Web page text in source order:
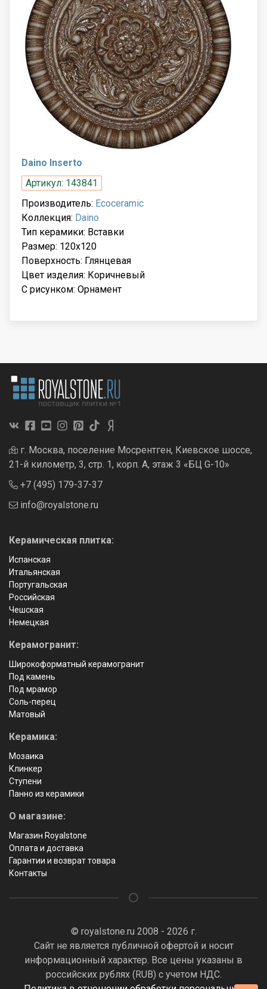
Daino Inserto
Артикул: 143841
Производитель: Ecoceramic
Коллекция: Daino
Тип керамики: Вставки
Размер: 120x120
Поверхность: Глянцевая
Цвет изделия: Коричневый
С рисунком: Орнамент
г. Москва, поселение Мосрентген, Киевское шоссе,
21-й километр, 3, стр. 1, корп. А, этаж 3 «БЦ G-10»
+7 (495) 179-37-37
info@royalstone.ru
Керамическая плитка:
Испанская
Итальянская
Португальская
Российская
Чешская
Немецкая
Керамогранит:
Широкоформатный керамогранит
Под камень
Под мрамор
Соль-перец
Матовый
Керамика:
Мозаика
Клинкер
Ступени
Панно из керамики
О магазине:
Магазин Royalstone
Оплата и доставка
Гарантии и возврат товара
Контакты
© royalstone.ru 2008 - 2026 г.
Сайт не является публичной офертой и носит
информационный характер. Все цены указаны в
российских рублях (RUB) с учетом НДС.